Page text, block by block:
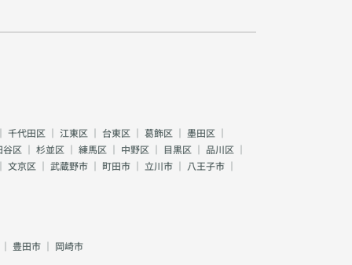
｜ 千代田区 ｜ 江東区 ｜ 台東区 ｜ 葛飾区 ｜ 墨田区 ｜
谷区 ｜ 杉並区 ｜ 練馬区 ｜ 中野区 ｜ 目黒区 ｜ 品川区 ｜
｜ 文京区 ｜ 武蔵野市 ｜ 町田市 ｜ 立川市 ｜ 八王子市 ｜
｜ 豊田市 ｜ 岡崎市